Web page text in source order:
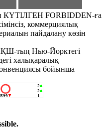
КҮТІЛГЕН FORBIDDEN-ға
коммерциялық
пайдалану көзін
тың Нью-Йорктегі
халықаралық
бойынша